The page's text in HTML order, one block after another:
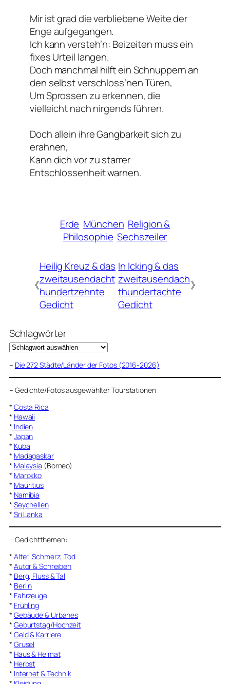
Mir ist grad die verbliebene Weite der
Enge aufgegangen.
Ich kann versteh’n: Beizeiten muss ein
fixes Urteil langen.
Doch manchmal hilft ein Schnuppern an
den selbst verschloss’nen Türen,
Um Sprossen zu erkennen, die
vielleicht nach nirgends führen.
Doch allein ihre Gangbarkeit sich zu
erahnen,
Kann dich vor zu starrer
Entschlossenheit warnen.
Erde München Religion &
Philosophie Sechszeiler
《
Heilig Kreuz & das
zweitausendacht
hundertzehnte
Gedicht
In Icking & das
zweitausendach
thundertachte
Gedicht
》
Schlagwörter
– Die 272 Städte/Länder der Fotos (2016-2026)
– Gedichte/Fotos ausgewählter Tourstationen:
* Costa Rica
* Hawaii
* Indien
* Japan
* Kuba
* Madagaskar
* Malaysia (Borneo)
* Marokko
* Mauritius
* Namibia
* Seychellen
* Sri Lanka
– Gedichtthemen:
* Alter, Schmerz, Tod
* Autor & Schreiben
* Berg, Fluss & Tal
* Berlin
* Fahrzeuge
* Frühling
* Gebäude & Urbanes
* Geburtstag/Hochzeit
* Geld & Karriere
* Grusel
* Haus & Heimat
* Herbst
* Internet & Technik